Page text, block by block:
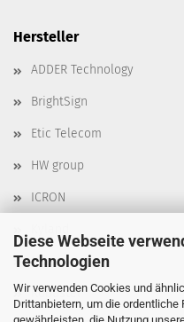
Diese Webseite
Technologien
Wir verwenden Cookies und
Drittanbietern, um die
Hersteller
ADDER Technology
BrightSign
Etic Telecom
HW group
ICRON
Moxa
Robustel